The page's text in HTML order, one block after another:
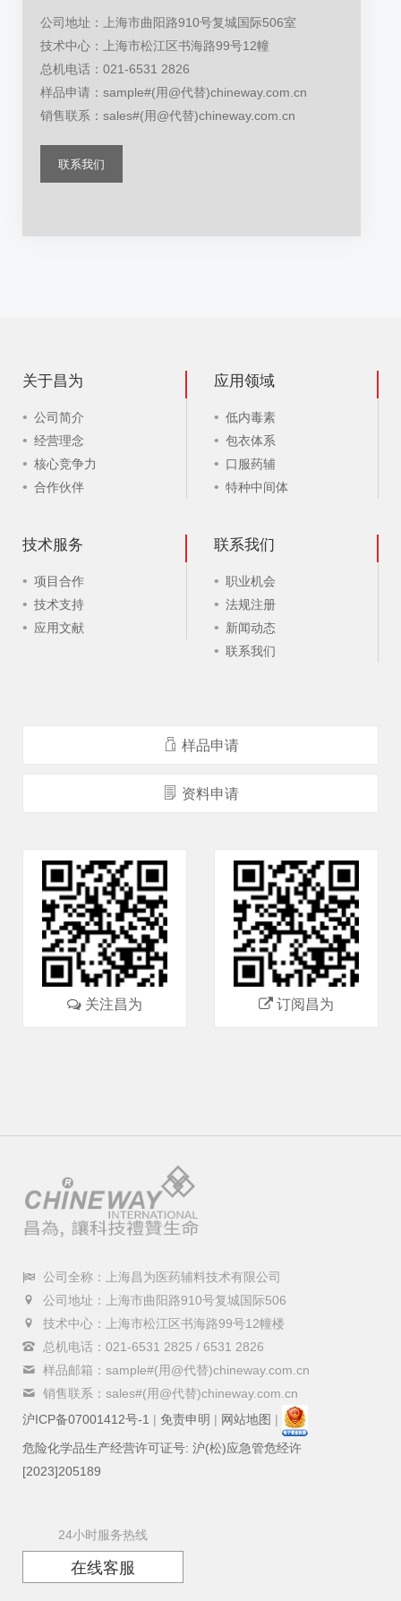
公司地址：上海市曲阳路910号复城国际506室
技术中心：上海市松江区书海路99号12幢
总机电话：021-6531 2826
样品申请：sample#(用@代替)chineway.com.cn
销售联系：sales#(用@代替)chineway.com.cn
联系我们
关于昌为
公司简介
经营理念
核心竞争力
合作伙伴
应用领域
低内毒素
包衣体系
口服药辅
特种中间体
技术服务
项目合作
技术支持
应用文献
联系我们
职业机会
法规注册
新闻动态
联系我们
样品申请
资料申请
关注昌为 订阅昌为
公司全称：上海昌为医药辅料技术有限公司
公司地址：上海市曲阳路910号复城国际506
技术中心：上海市松江区书海路99号12幢楼
总机电话：021-6531 2825 / 6531 2826
样品邮箱：sample#(用@代替)chineway.com.cn
销售联系：sales#(用@代替)chineway.com.cn
沪ICP备07001412号-1 | 免责申明 | 网站地图 |
危险化学品生产经营许可证号: 沪(松)应急管危经许
[2023]205189
24小时服务热线
在线客服